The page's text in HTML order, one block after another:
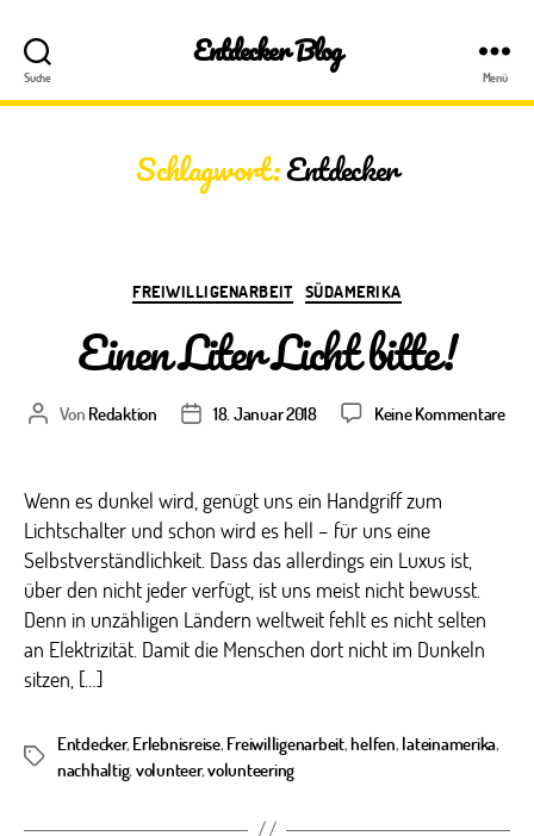
Suche
Entdecker Blog
Menü
Schlagwort:Entdecker
Kategorien
FREIWILLIGENARBEIT SÜDAMERIKA
Einen Liter Licht bitte!
Beitragsautor
Von Redaktion Veröffentlichungsdatum
18. Januar 2018 Keine Kommentarezu
Wenn es dunkel wird, genügt uns ein Handgriff zum
Lichtschalter und schon wird es hell – für uns eine
Selbstverständlichkeit. Dass das allerdings ein Luxus ist,
über den nicht jeder verfügt, ist uns meist nicht bewusst.
Denn in unzähligen Ländern weltweit fehlt es nicht selten
an Elektrizität. Damit die Menschen dort nicht im Dunkeln
sitzen, […]
Schlagwörter
Entdecker, Erlebnisreise, Freiwilligenarbeit,helfen, lateinamerika,
nachhaltig, volunteer,volunteering